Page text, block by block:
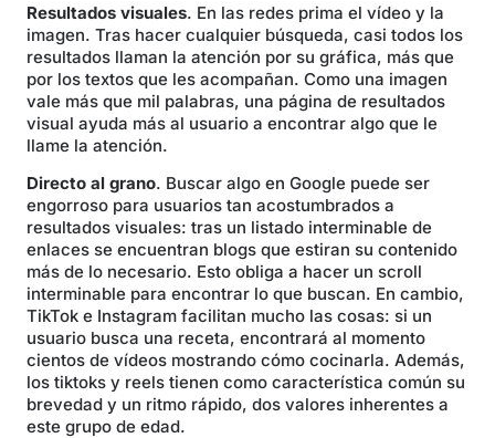
Resultados visuales. En las redes prima el vídeo y la
imagen. Tras hacer cualquier búsqueda, casi todos los
resultados llaman la atención por su gráfica, más que
por los textos que les acompañan. Como una imagen
vale más que mil palabras, una página de resultados
visual ayuda más al usuario a encontrar algo que le
llame la atención.
Directo al grano. Buscar algo en Google puede ser
engorroso para usuarios tan acostumbrados a
resultados visuales: tras un listado interminable de
enlaces se encuentran blogs que estiran su contenido
más de lo necesario. Esto obliga a hacer un scroll
interminable para encontrar lo que buscan. En cambio,
TikTok e Instagram facilitan mucho las cosas: si un
usuario busca una receta, encontrará al momento
cientos de vídeos mostrando cómo cocinarla. Además,
los tiktoks y reels tienen como característica común su
brevedad y un ritmo rápido, dos valores inherentes a
este grupo de edad.